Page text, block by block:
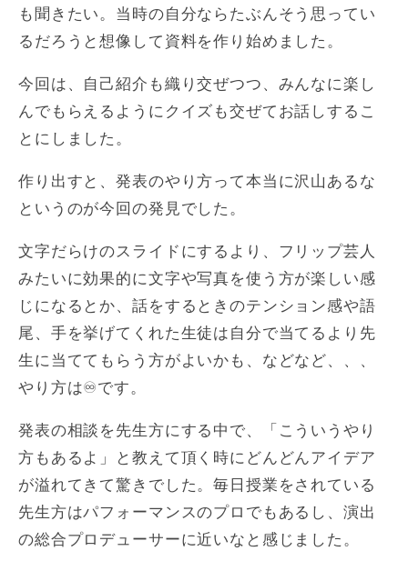
も聞きたい。当時の自分ならたぶんそう思ってい
るだろうと想像して資料を作り始めました。
今回は、自己紹介も織り交ぜつつ、みんなに楽し
んでもらえるようにクイズも交ぜてお話しするこ
とにしました。
作り出すと、発表のやり方って本当に沢山あるな
というのが今回の発見でした。
文字だらけのスライドにするより、フリップ芸人
みたいに効果的に文字や写真を使う方が楽しい感
じになるとか、話をするときのテンション感や語
尾、手を挙げてくれた生徒は自分で当てるより先
生に当ててもらう方がよいかも、などなど、、、
やり方は♾️です。
発表の相談を先生方にする中で、「こういうやり
方もあるよ」と教えて頂く時にどんどんアイデア
が溢れてきて驚きでした。毎日授業をされている
先生方はパフォーマンスのプロでもあるし、演出
の総合プロデューサーに近いなと感じました。